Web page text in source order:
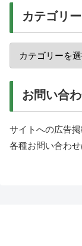
カテゴリー
お問い合
サイトへの広告
各種お問い合わせ